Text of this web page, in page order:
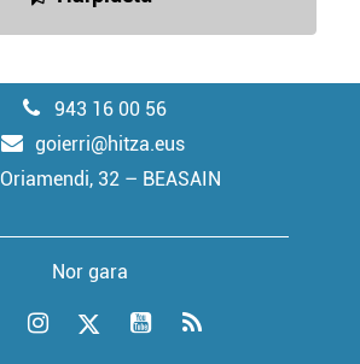
943 16 00 56
goierri@hitza.eus
Oriamendi, 32 – BEASAIN
Nor gara